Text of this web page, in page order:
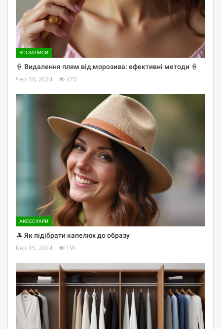
ВСІ ЗАПИСИ
🍦 Видалення плям від морозива: ефективні методи 🍦
Чер 18, 2024 370
АКСЕСУАРИ
🎩 Як підібрати капелюх до образу
Бер 15, 2024 191